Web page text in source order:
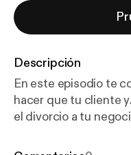
Descripción
En este episodio te
hacer que tu cliente
el divorcio a tu negocio. Recursos:
res-de-contenido